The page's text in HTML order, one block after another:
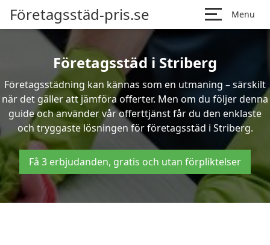
Företagsstäd-pris.se Menu
Företagsstäd i Striberg
Företagsstädning kan kännas som en utmaning – särskilt
när det gäller att jämföra offerter. Men om du följer denna
guide och använder vår offerttjänst får du den enklaste
och tryggaste lösningen för företagsstäd i Striberg.
Få 3 erbjudanden, gratis och utan förpliktelser